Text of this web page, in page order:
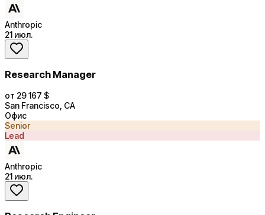
Anthropic
21 июл.
Research Manager
от 29 167 $
San Francisco, CA
Офис
Senior
Lead
Anthropic
21 июл.